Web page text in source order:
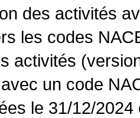
des activités
les codes
activités
un code
le 31/12/